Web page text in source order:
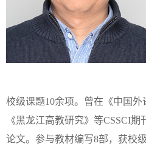
校级课题10余项。曾在《中国外
《黑龙江高教研究》等CSSCI
论文。参与教材编写8部，获校